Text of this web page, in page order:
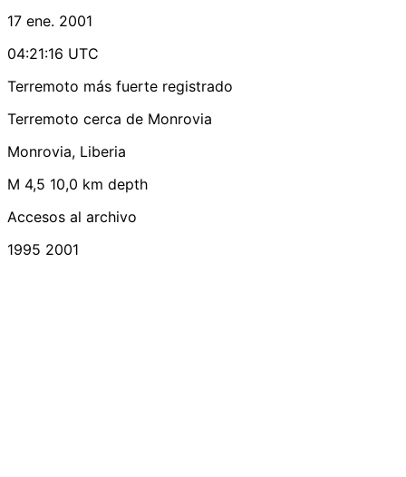
17 ene. 2001
04:21:16 UTC
Terremoto más fuerte registrado
Terremoto cerca de Monrovia
Monrovia, Liberia
M 4,5 10,0 km depth
Accesos al archivo
1995 2001